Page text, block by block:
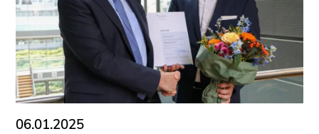
06.01.2025